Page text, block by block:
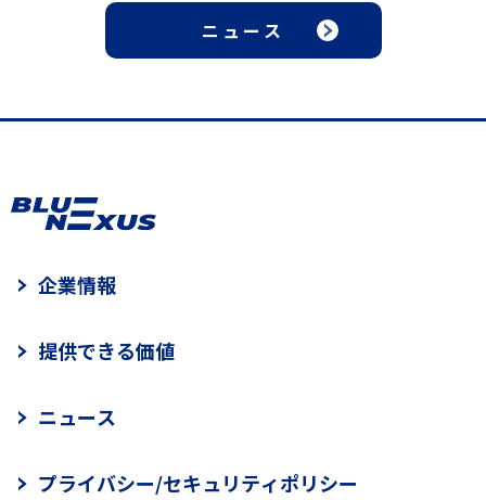
ニュース
企業情報
提供できる価値
ニュース
プライバシー/セキュリティポリシー